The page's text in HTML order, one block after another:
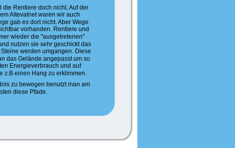
die Rentiere doch nicht. Auf der
Altevatnet waren wir auch
gab es dort nicht. Aber Wege
vorhanden. Rentiere und
wieder die "ausgetretenen"
nutzen sie sehr geschickt das
werden umgangen. Diese
das Gelände angepasst um so
Energieverbrauch und auf
z.B einen Hang zu erklimmen.
zu bewegen benutzt man am
diese Pfade.